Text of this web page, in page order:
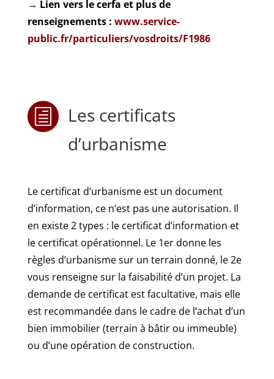
→ Lien vers le cerfa et plus de
renseignements : www.service-
public.fr/particuliers/vosdroits/F1986
h
Les certificats
d’urbanisme
Le certificat d’urbanisme est un document
d’information, ce n’est pas une autorisation. Il
en existe 2 types : le certificat d’information et
le certificat opérationnel. Le 1er donne les
règles d’urbanisme sur un terrain donné, le 2e
vous renseigne sur la faisabilité d’un projet. La
demande de certificat est facultative, mais elle
est recommandée dans le cadre de l’achat d’un
bien immobilier (terrain à bâtir ou immeuble)
ou d’une opération de construction.